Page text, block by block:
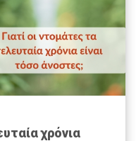
χρόνια